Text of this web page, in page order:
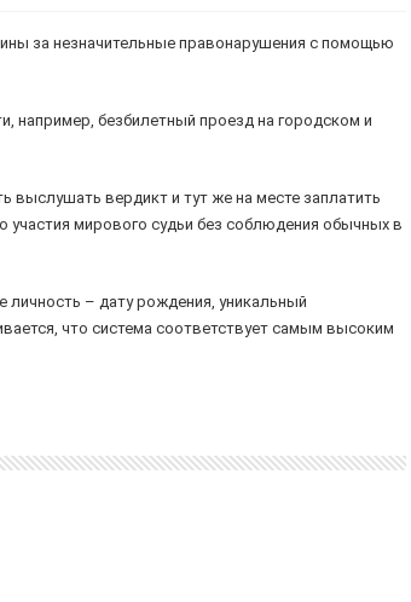
за незначительные правонарушения с помощью
например, безбилетный проезд на городском и
выслушать вердикт и тут же на месте заплатить
участия мирового судьи без соблюдения обычных в
– дату рождения, уникальный
что система соответствует самым высоким